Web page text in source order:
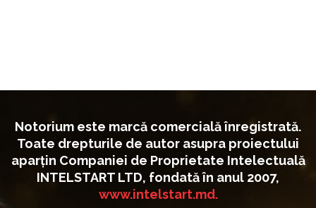
Notorium este marcă comercială înregistrată.
Toate drepturile de autor asupra proiectului
aparțin Companiei de Proprietate Intelectuală
INTELSTART LTD, fondată în anul 2007,
www.intelstart.md.